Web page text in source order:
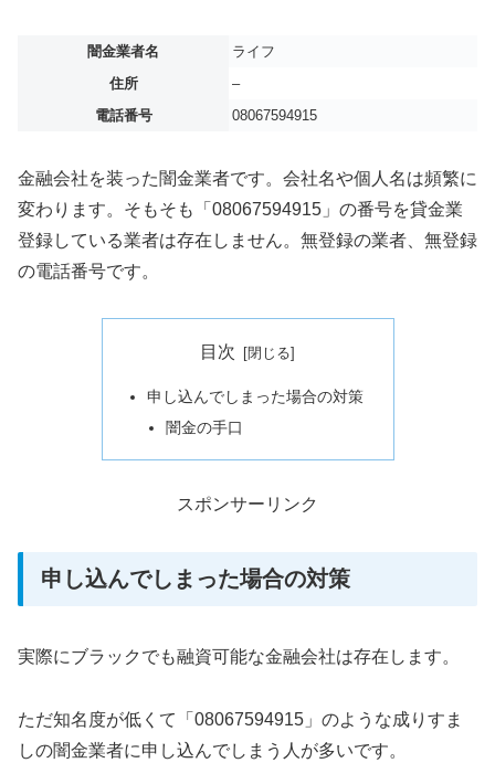
闇金業者名
ライフ
住所
–
電話番号
08067594915
金融会社を装った闇金業者です。会社名や個人名は頻繁に
変わります。そもそも「08067594915」の番号を貸金業
登録している業者は存在しません。無登録の業者、無登録
の電話番号です。
目次
申し込んでしまった場合の対策
闇金の手口
スポンサーリンク
申し込んでしまった場合の対策
実際にブラックでも融資可能な金融会社は存在します。
ただ知名度が低くて「08067594915」のような成りすま
しの闇金業者に申し込んでしまう人が多いです。